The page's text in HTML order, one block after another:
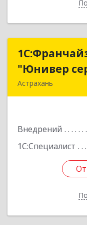
"Юнивер
Астрахань
Внедрений
1С:Специалист